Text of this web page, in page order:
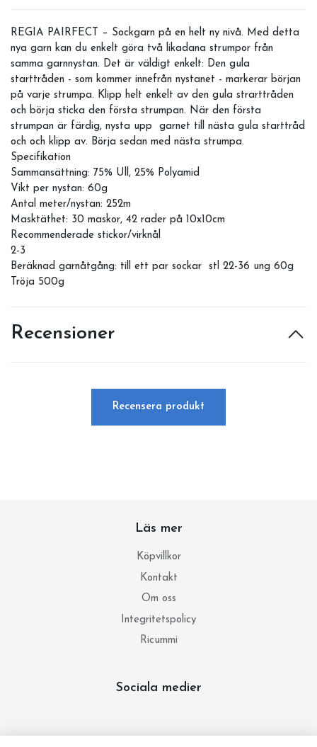
REGIA PAIRFECT – Sockgarn på en helt ny nivå. Med detta
nya garn kan du enkelt göra två likadana strumpor från
samma garnnystan. Det är väldigt enkelt: Den gula
starttråden - som kommer innefrån nystanet - markerar början
på varje strumpa. Klipp helt enkelt av den gula strarttråden
och börja sticka den första strumpan. När den första
strumpan är färdig, nysta upp garnet till nästa gula starttråd
och och klipp av. Börja sedan med nästa strumpa.
Specifikation
Sammansättning: 75% Ull, 25% Polyamid
Vikt per nystan: 60g
Antal meter/nystan: 252m
Masktäthet: 30 maskor, 42 rader på 10x10cm
Recommenderade stickor/virknål
2-3
Beräknad garnåtgång: till ett par sockar stl 22-36 ung 60g
Tröja 500g
Recensioner
Recensera produkt
Läs mer
Köpvillkor
Kontakt
Om oss
Integritetspolicy
Ricummi
Sociala medier